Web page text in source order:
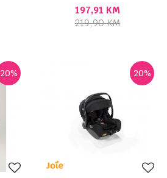
197,91 KM
219,90KM
20% 20%